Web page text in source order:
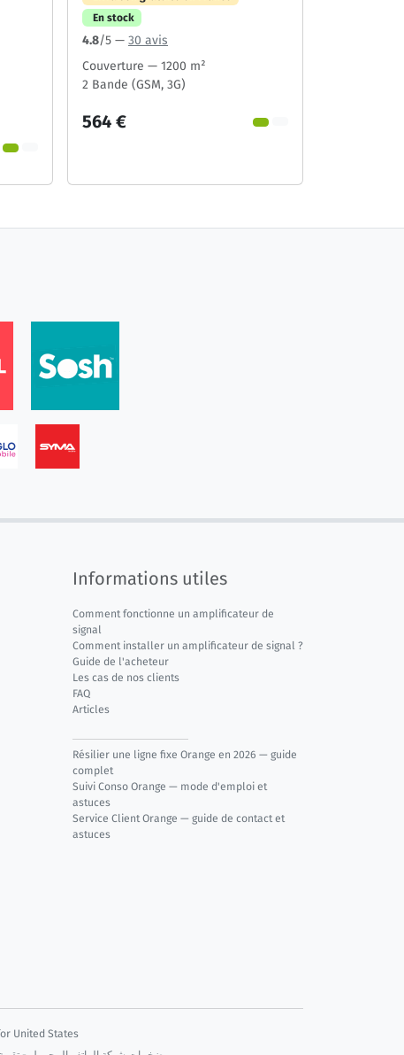
En stock
4.8/5 — 30 avis
Couverture — 1200 m²
2 Bande (GSM, 3G)
564 €
Informations utiles
Comment fonctionne un amplificateur de
signal
Comment installer un amplificateur de signal ?
Guide de l'acheteur
Les cas de nos clients
FAQ
Articles
Résilier une ligne fixe Orange en 2026 — guide
complet
Suivi Conso Orange — mode d'emploi et
astuces
Service Client Orange — guide de contact et
astuces
United States